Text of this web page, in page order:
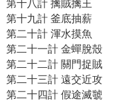
第十八計 擒賊擒王
第十九計 釜底抽薪
第二十計 渾水摸魚
第二十一計 金蟬脫殼
第二十二計 關門捉賊
第二十三計 遠交近攻
第二十四計 假途滅虢